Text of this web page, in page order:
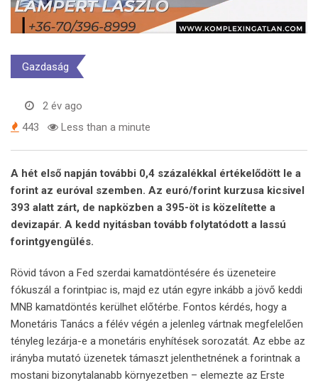
Gazdaság
2 év ago
443
Less than a minute
A hét első napján további 0,4 százalékkal értékelődött le a
forint az euróval szemben. Az euró/forint kurzusa kicsivel
393 alatt zárt, de napközben a 395-öt is közelítette a
devizapár. A kedd nyitásban tovább folytatódott a lassú
forintgyengülés.
Rövid távon a Fed szerdai kamatdöntésére és üzeneteire
fókuszál a forintpiac is, majd ez után egyre inkább a jövő keddi
MNB kamatdöntés kerülhet előtérbe. Fontos kérdés, hogy a
Monetáris Tanács a félév végén a jelenleg vártnak megfelelően
tényleg lezárja-e a monetáris enyhítések sorozatát. Az ebbe az
irányba mutató üzenetek támaszt jelenthetnének a forintnak a
mostani bizonytalanabb környezetben – elemezte az Erste